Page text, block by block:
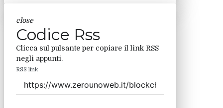
close
Codice Rss
Clicca sul pulsante per copiare il link RSS
negli appunti.
RSS link